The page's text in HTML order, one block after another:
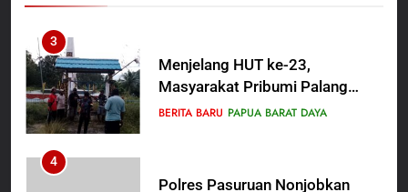
3
Menjelang HUT ke-23,
Masyarakat Pribumi Palang
Tugu Sejarah Trikora
BERITA BARU PAPUA BARAT DAYA
4
Polres Pasuruan Nonjobkan